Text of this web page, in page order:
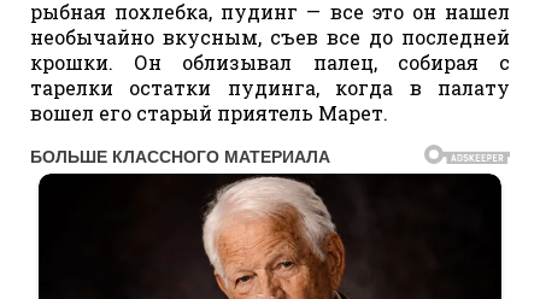
рыбная похлебка, пудинг — все это он нашел
необычайно вкусным, съев все до последней
крошки. Он облизывал палец, собирая с
тарелки остатки пудинга, когда в палату
вошел его старый приятель Марет.